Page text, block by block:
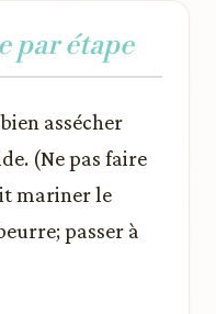
par étape
assécher
(Ne pas faire
mariner le
passer à